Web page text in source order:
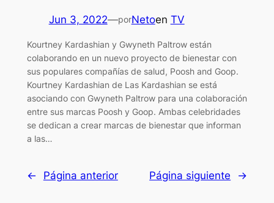
Jun 3, 2022—porNetoen TV
Kourtney Kardashian y Gwyneth Paltrow están
colaborando en un nuevo proyecto de bienestar con
sus populares compañías de salud, Poosh and Goop.
Kourtney Kardashian de Las Kardashian se está
asociando con Gwyneth Paltrow para una colaboración
entre sus marcas Poosh y Goop. Ambas celebridades
se dedican a crear marcas de bienestar que informan
a las…
← Página anterior Página siguiente →